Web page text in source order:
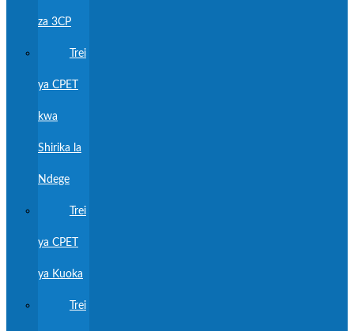
za 3CP
Trei
ya CPET
kwa
Shirika la
Ndege
Trei
ya CPET
ya Kuoka
Trei